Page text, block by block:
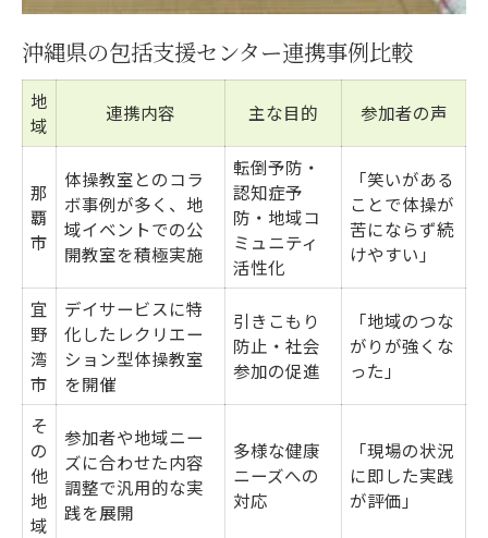
沖縄県の包括支援センター連携事例比較
地
域
連携内容 主な目的 参加者の声
那
覇
市
体操教室とのコラ
ボ事例が多く、地
域イベントでの公
開教室を積極実施
転倒予防・
認知症予
防・地域コ
ミュニティ
活性化
「笑いがある
ことで体操が
苦にならず続
けやすい」
宜
野
湾
市
デイサービスに特
化したレクリエー
ション型体操教室
を開催
引きこもり
防止・社会
参加の促進
「地域のつな
がりが強くな
った」
そ
の
他
地
域
参加者や地域ニー
ズに合わせた内容
調整で汎用的な実
践を展開
多様な健康
ニーズへの
対応
「現場の状況
に即した実践
が評価」